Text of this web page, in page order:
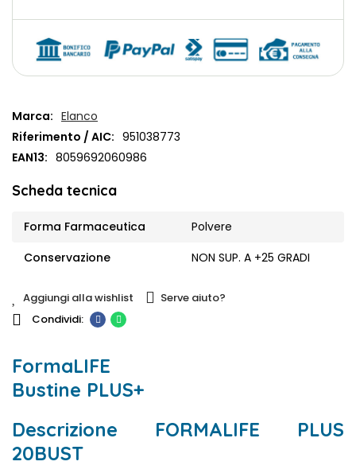
Marca: Elanco
Riferimento / AIC: 951038773
EAN13: 8059692060986
Scheda tecnica
Forma Farmaceutica
Polvere
Conservazione
NON SUP. A +25 GRADI
Aggiungi alla wishlist Serve aiuto?
FormaLIFE
Bustine PLUS+
Descrizione FORMALIFE PLUS
20BUST